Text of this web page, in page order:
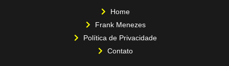
Home
Frank Menezes
Política de Privacidade
Contato